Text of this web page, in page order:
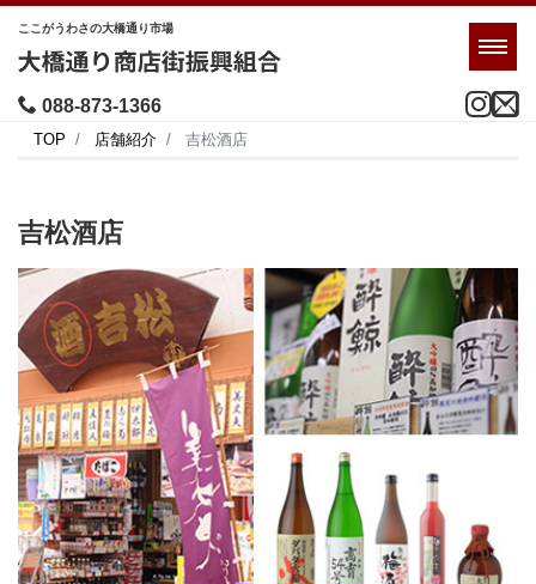
ここがうわさの大橋通り市場
088-873-1366
TOP 店舗紹介 吉松酒店
吉松酒店